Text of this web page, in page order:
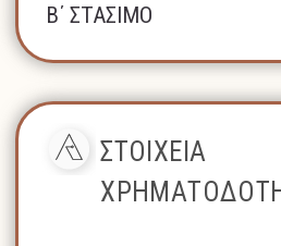
Β΄ ΣΤΑΣΙΜΟ
ΣΤΟΙΧΕΙΑ